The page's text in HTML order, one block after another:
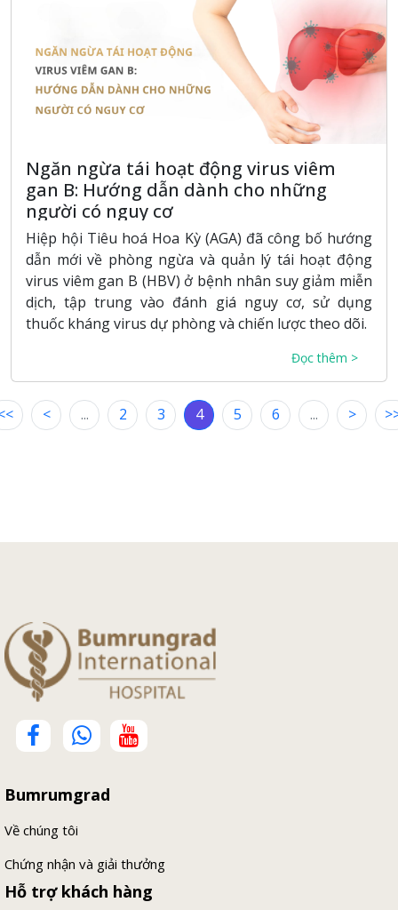
Ngăn ngừa tái hoạt động virus viêm
gan B: Hướng dẫn dành cho những
người có nguy cơ
Hiệp hội Tiêu hoá Hoa Kỳ (AGA) đã công bố hướng
dẫn mới về phòng ngừa và quản lý tái hoạt động
virus viêm gan B (HBV) ở bệnh nhân suy giảm miễn
dịch, tập trung vào đánh giá nguy cơ, sử dụng
thuốc kháng virus dự phòng và chiến lược theo dõi.
Đọc thêm >
< ... 2 3 4 5 6 ... >
Bumrumgrad
Về chúng tôi
Chứng nhận và giải thưởng
Hỗ trợ khách hàng